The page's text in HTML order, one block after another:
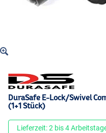
DuraSafe E-Lock/Swivel
(1+1 Stück)
Lieferzeit: 2 bis 4